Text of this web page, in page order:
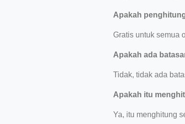
Apakah
Gratis untuk semua
Apakah ada
Tidak, tidak ada
Apakah itu
Ya, itu menghitung